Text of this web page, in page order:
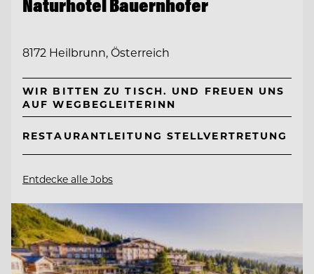
8172 Heilbrunn, Österreich
WIR BITTEN ZU TISCH. UND FREUEN UNS
AUF WEGBEGLEITERINN
RESTAURANTLEITUNG STELLVERTRETUNG
Entdecke alle Jobs